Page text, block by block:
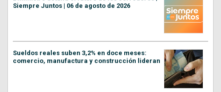
Siempre Juntos | 06 de agosto de 2026
Sueldos reales suben 3,2% en doce meses:
comercio, manufactura y construcción lideran